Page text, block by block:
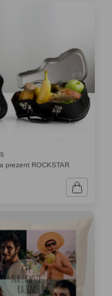
prezent ROCKSTAR